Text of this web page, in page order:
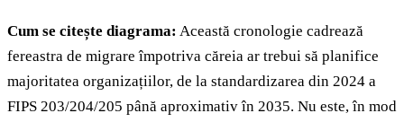
Cum se citește diagrama: Această cronologie cadrează
fereastra de migrare împotriva căreia ar trebui să planifice
majoritatea organizațiilor, de la standardizarea din 2024 a
FIPS 203/204/205 până aproximativ în 2035. Nu este, în mod